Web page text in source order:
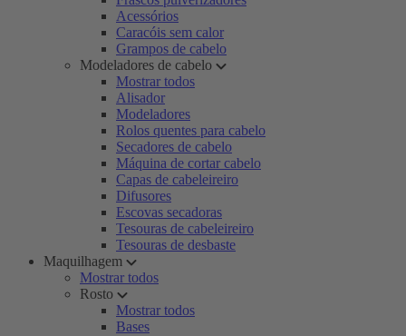
Acessórios
Caracóis sem calor
Grampos de cabelo
Modeladores de cabelo
Mostrar todos
Alisador
Modeladores
Rolos quentes para cabelo
Secadores de cabelo
Máquina de cortar cabelo
Capas de cabeleireiro
Difusores
Escovas secadoras
Tesouras de cabeleireiro
Tesouras de desbaste
Maquilhagem
Mostrar todos
Rosto
Mostrar todos
Bases